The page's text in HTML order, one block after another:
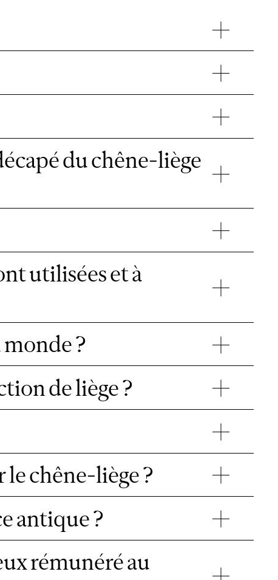
du chêne-liège
utilisées et à
?
de liège ?
le chêne-liège ?
antique ?
rémunéré au